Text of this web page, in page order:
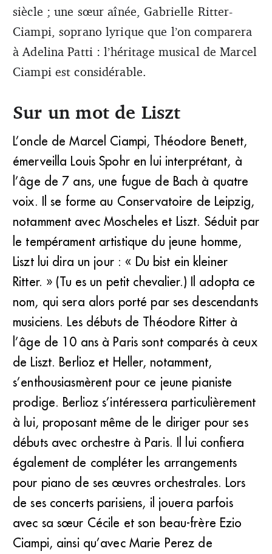
siècle ; une sœur aînée, Gabrielle Ritter-
Ciampi, soprano lyrique que l’on comparera
à Adelina Patti : l’héritage musical de Marcel
Ciampi est considérable.
Sur un mot de Liszt
L’oncle de Marcel Ciampi, Théodore Benett,
émerveilla Louis Spohr en lui interprétant, à
l’âge de 7 ans, une fugue de Bach à quatre
voix. Il se forme au Conservatoire de Leipzig,
notamment avec Moscheles et Liszt. Séduit par
le tempérament artistique du jeune homme,
Liszt lui dira un jour : « Du bist ein kleiner
Ritter. » (Tu es un petit chevalier.) Il adopta ce
nom, qui sera alors porté par ses descendants
musiciens. Les débuts de Théodore Ritter à
l’âge de 10 ans à Paris sont comparés à ceux
de Liszt. Berlioz et Heller, notamment,
s’enthousiasmèrent pour ce jeune pianiste
prodige. Berlioz s’intéressera particulièrement
à lui, proposant même de le diriger pour ses
débuts avec orchestre à Paris. Il lui confiera
également de compléter les arrangements
pour piano de ses œuvres orchestrales. Lors
de ses concerts parisiens, il jouera parfois
avec sa sœur Cécile et son beau-frère Ezio
Ciampi, ainsi qu’avec Marie Perez de